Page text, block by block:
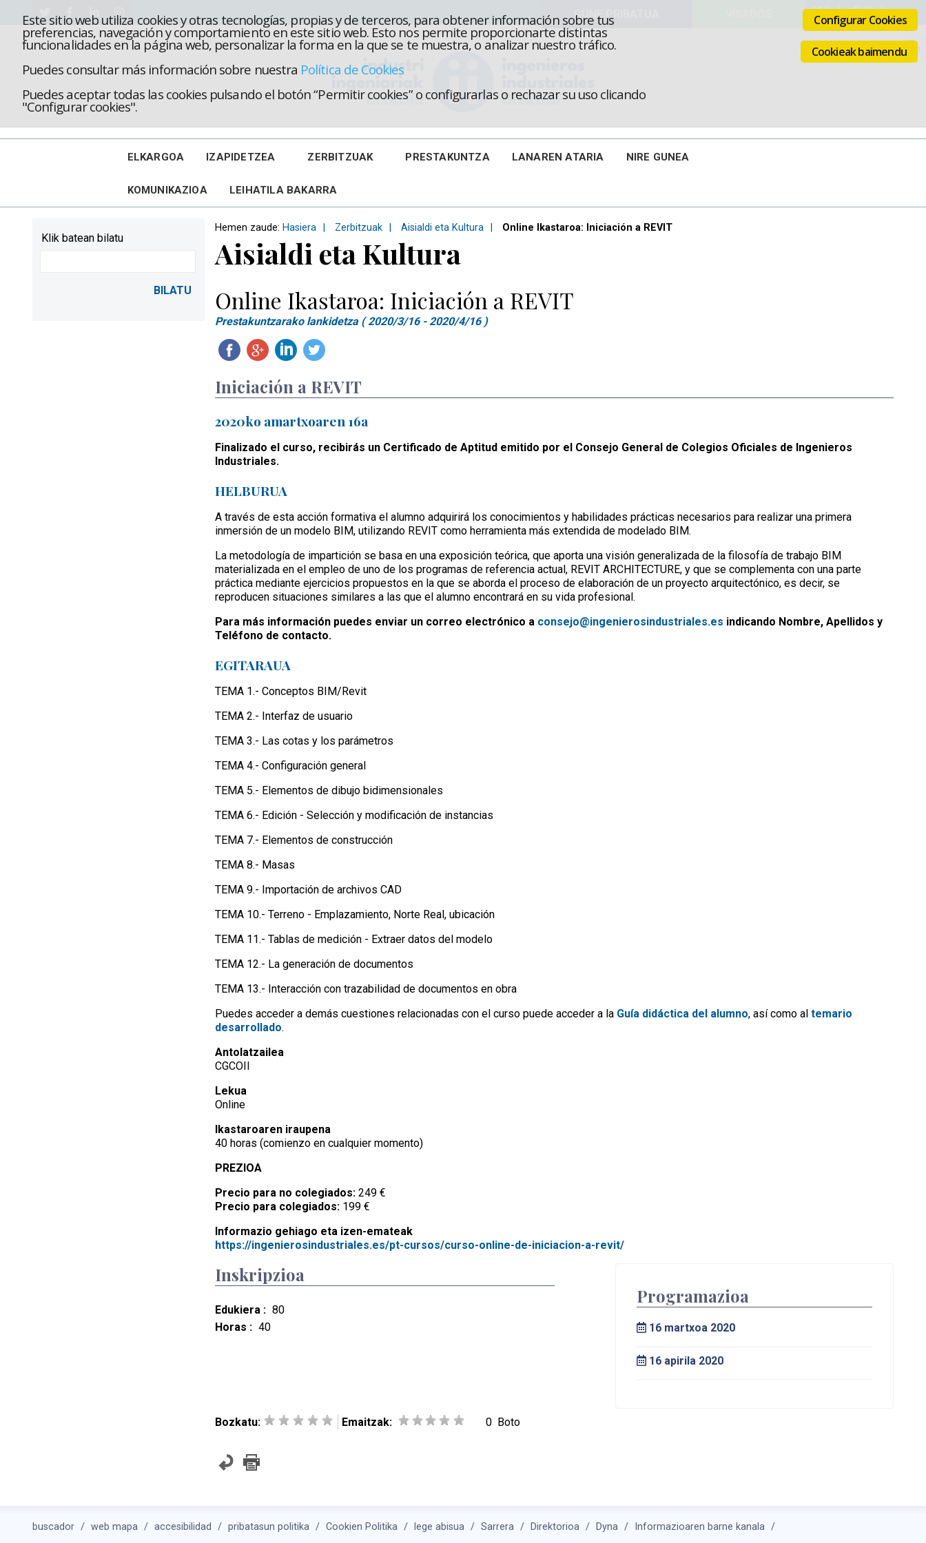
Este sitio web utiliza cookies y otras tecnologías, propias y de terceros, para obtener información sobre tus
preferencias, navegación y comportamiento en este sitio web. Esto nos permite proporcionarte distintas
funcionalidades en la página web, personalizar la forma en la que se te muestra, o analizar nuestro tráfico.
Puedes consultar más información sobre nuestra Política de Cookies
Puedes aceptar todas las cookies pulsando el botón “Permitir cookies” o configurarlas o rechazar su uso clicando
"Configurar cookies".
Configurar Cookies
Cookieak baimendu
ELKARGOA IZAPIDETZEA ZERBITZUAK PRESTAKUNTZA LANAREN ATARIA NIRE GUNEA
KOMUNIKAZIOA LEIHATILA BAKARRA
Hemen zaude: Hasiera Zerbitzuak Aisialdi eta Kultura Online Ikastaroa: Iniciación a REVIT
Aisialdi eta Kultura
Online Ikastaroa: Iniciación a REVIT
Prestakuntzarako lankidetza ( 2020/3/16 - 2020/4/16 )
Iniciación a REVIT
2020ko amartxoaren 16a
Finalizado el curso, recibirás un Certificado de Aptitud emitido por el Consejo General de Colegios Oficiales de Ingenieros
Industriales.
HELBURUA
A través de esta acción formativa el alumno adquirirá los conocimientos y habilidades prácticas necesarios para realizar una primera
inmersión de un modelo BIM, utilizando REVIT como herramienta más extendida de modelado BIM.
La metodología de impartición se basa en una exposición teórica, que aporta una visión generalizada de la filosofía de trabajo BIM
materializada en el empleo de uno de los programas de referencia actual, REVIT ARCHITECTURE, y que se complementa con una parte
práctica mediante ejercicios propuestos en la que se aborda el proceso de elaboración de un proyecto arquitectónico, es decir, se
reproducen situaciones similares a las que el alumno encontrará en su vida profesional.
Para más información puedes enviar un correo electrónico a consejo@ingenierosindustriales.es indicando Nombre, Apellidos y
Teléfono de contacto.
EGITARAUA
TEMA 1.- Conceptos BIM/Revit
TEMA 2.- Interfaz de usuario
TEMA 3.- Las cotas y los parámetros
TEMA 4.- Configuración general
TEMA 5.- Elementos de dibujo bidimensionales
TEMA 6.- Edición - Selección y modificación de instancias
TEMA 7.- Elementos de construcción
TEMA 8.- Masas
TEMA 9.- Importación de archivos CAD
TEMA 10.- Terreno - Emplazamiento, Norte Real, ubicación
TEMA 11.- Tablas de medición - Extraer datos del modelo
TEMA 12.- La generación de documentos
TEMA 13.- Interacción con trazabilidad de documentos en obra
Puedes acceder a demás cuestiones relacionadas con el curso puede acceder a la Guía didáctica del alumno, así como al temario
desarrollado.
Antolatzailea
CGCOII
Lekua
Online
Ikastaroaren iraupena
40 horas (comienzo en cualquier momento)
PREZIOA
Precio para no colegiados: 249 €
Precio para colegiados: 199 €
Informazio gehiago eta izen-emateak
https://ingenierosindustriales.es/pt-cursos/curso-online-de-iniciacion-a-revit/
Programazioa
16 martxoa 2020
16 apirila 2020
Inskripzioa
Edukiera : 80
Horas : 40
Bozkatu: Emaitzak: 0 Boto
Klik batean bilatu
buscador web mapa accesibilidad pribatasun politika Cookien Politika lege abisua Sarrera Direktorioa Dyna Informazioaren barne kanala